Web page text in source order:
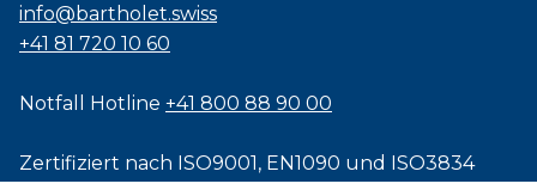
info@bartholet.swiss
+41 81 720 10 60
Notfall Hotline +41 800 88 90 00
Zertifiziert nach ISO9001 , EN1090 und ISO3834